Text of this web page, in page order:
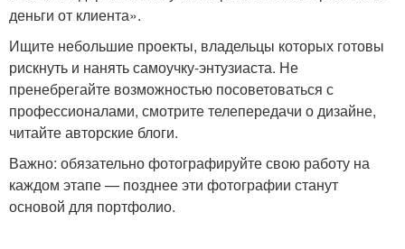
деньги от клиента».
Ищите небольшие проекты, владельцы которых готовы
рискнуть и нанять самоучку-энтузиаста. Не
пренебрегайте возможностью посоветоваться с
профессионалами, смотрите телепередачи о дизайне,
читайте авторские блоги.
Важно: обязательно фотографируйте свою работу на
каждом этапе — позднее эти фотографии станут
основой для портфолио.